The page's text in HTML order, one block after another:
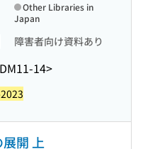
障害者向け資料あり
14>
Other Libraries in
Japan
開 上